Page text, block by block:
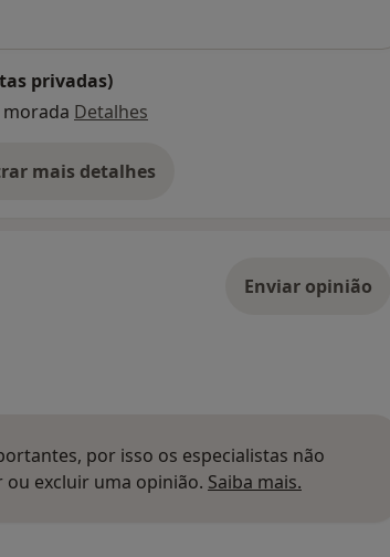
privadas)
morada Detalhes
mais detalhes
sobre o endereço
Enviar opinião
por isso os especialistas não
excluir uma opinião. Saiba mais.